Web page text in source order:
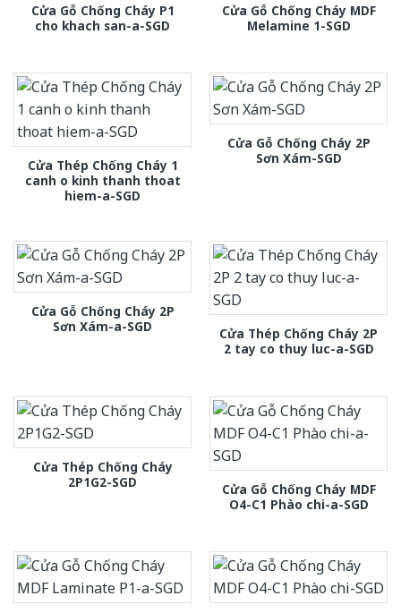
Cửa Gỗ Chống Cháy P1
cho khach san-a-SGD
Cửa Gỗ Chống Cháy MDF
Melamine 1-SGD
Cửa Thép Chống Cháy 1
canh o kinh thanh thoat
hiem-a-SGD
Cửa Gỗ Chống Cháy 2P
Sơn Xám-SGD
Cửa Gỗ Chống Cháy 2P
Sơn Xám-a-SGD
Cửa Thép Chống Cháy 2P
2 tay co thuy luc-a-SGD
Cửa Thép Chống Cháy
2P1G2-SGD
Cửa Gỗ Chống Cháy MDF
O4-C1 Phào chi-a-SGD